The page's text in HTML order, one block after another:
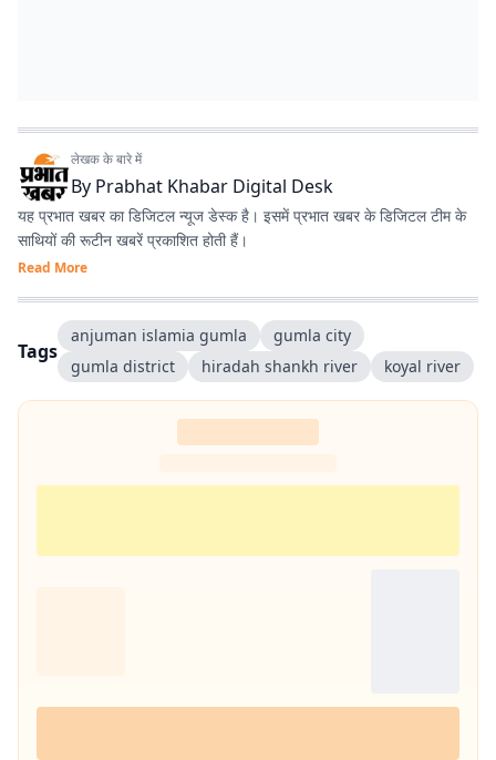
लेखक के बारे में
By Prabhat Khabar Digital Desk
यह प्रभात खबर का डिजिटल न्यूज डेस्क है। इसमें प्रभात खबर के डिजिटल टीम के
साथियों की रूटीन खबरें प्रकाशित होती हैं।
Read More
Tags
anjuman islamia gumla
gumla city
gumla district
hiradah shankh river koyal river